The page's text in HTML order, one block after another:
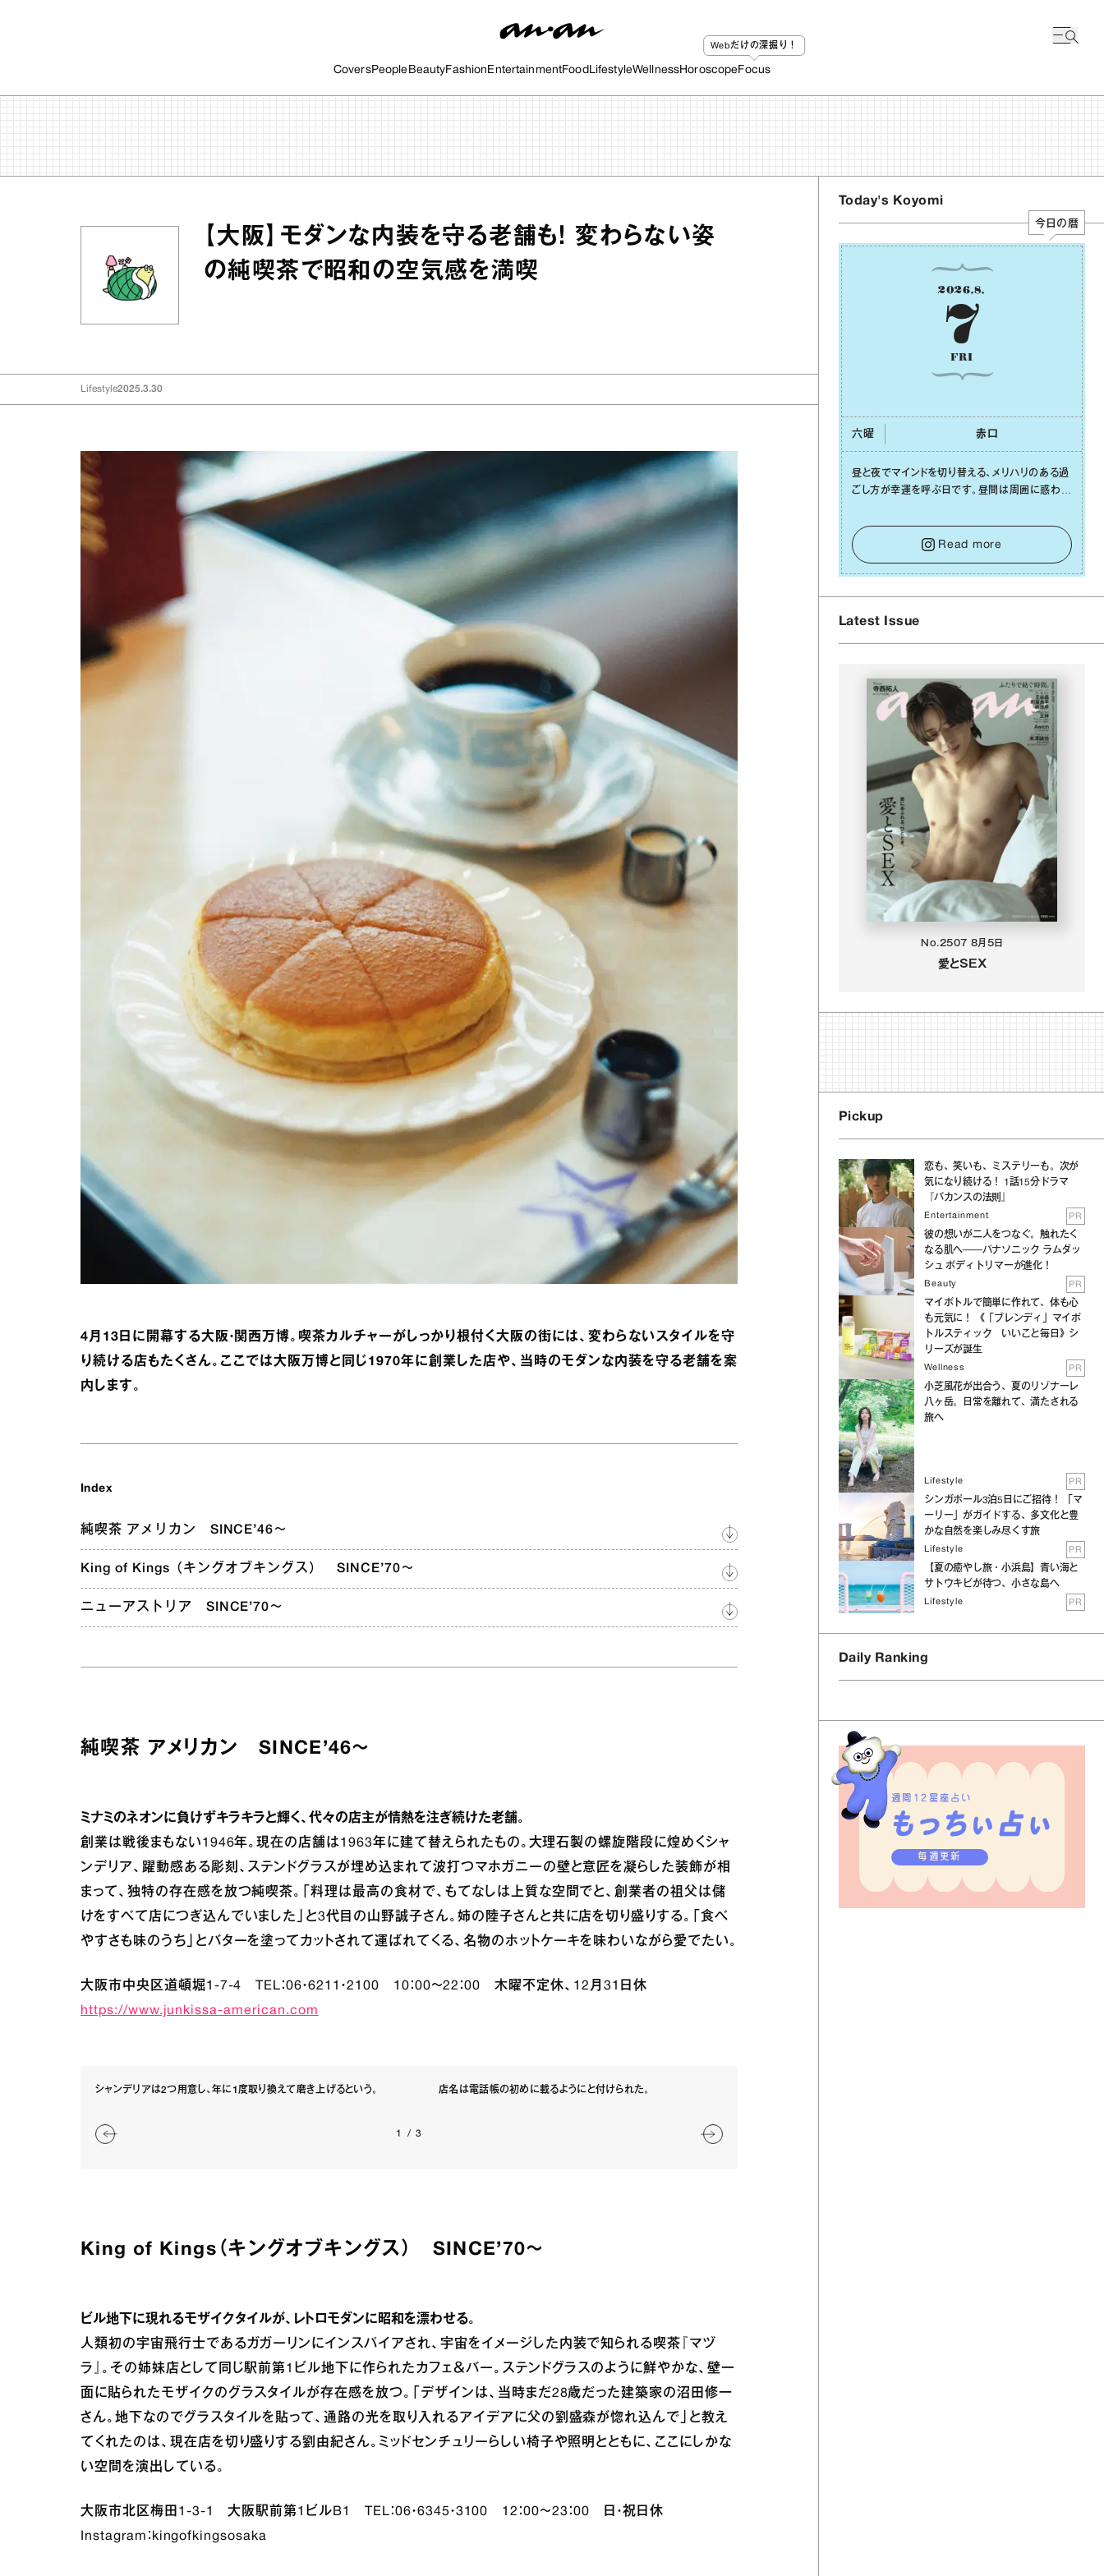
CoversPeople BeautyFashion EntertainmentFood LifestyleWellnessHoroscope
Webだけの深掘り！
Focus
【大阪】モダンな内装を守る老舗も！ 変わらない姿
の純喫茶で昭和の空気感を満喫
Lifestyle2025.3.30
4月13日に開幕する大阪・関西万博。喫茶カルチャーがしっかり根付く大阪の街には、変わらないスタイルを守
り続ける店もたくさん。ここでは大阪万博と同じ1970年に創業した店や、当時のモダンな内装を守る老舗を案
内します。
Index
純喫茶 アメリカン SINCE’46～
King of Kings（キングオブキングス） SINCE’70～
ニューアストリア SINCE’70～
純喫茶 アメリカン SINCE’46～
ミナミのネオンに負けずキラキラと輝く、代々の店主が情熱を注ぎ続けた老舗。
創業は戦後まもない1946年。現在の店舗は1963年に建て替えられたもの。大理石製の螺旋階段に煌めくシャ
ンデリア、躍動感ある彫刻、ステンドグラスが埋め込まれて波打つマホガニーの壁と意匠を凝らした装飾が相
まって、独特の存在感を放つ純喫茶。「料理は最高の食材で、もてなしは上質な空間でと、創業者の祖父は儲
けをすべて店につぎ込んでいました」と3代目の山野誠子さん。姉の陸子さんと共に店を切り盛りする。「食べ
やすさも味のうち」とバターを塗ってカットされて運ばれてくる、名物のホットケーキを味わいながら愛でたい。
大阪市中央区道頓堀1‐7‐4 TEL：06・6211・2100 10：00～22：00 木曜不定休、12月31日休
https://www.junkissa-american.com
シャンデリアは2つ用意し、年に1度取り換えて磨き上げるという。 店名は電話帳の初めに載るようにと付けられた。
1 / 3
King of Kings（キングオブキングス） SINCE’70～
ビル地下に現れるモザイクタイルが、レトロモダンに昭和を漂わせる。
人類初の宇宙飛行士であるガガーリンにインスパイアされ、宇宙をイメージした内装で知られる喫茶『マヅ
ラ』。その姉妹店として同じ駅前第1ビル地下に作られたカフェ＆バー。ステンドグラスのように鮮やかな、壁一
面に貼られたモザイクのグラスタイルが存在感を放つ。「デザインは、当時まだ28歳だった建築家の沼田修一
さん。地下なのでグラスタイルを貼って、通路の光を取り入れるアイデアに父の劉盛森が惚れ込んで」と教え
てくれたのは、現在店を切り盛りする劉由紀さん。ミッドセンチュリーらしい椅子や照明とともに、ここにしかな
い空間を演出している。
大阪市北区梅田1‐3‐1 大阪駅前第1ビルB1 TEL：06・6345・3100 12：00～23：00 日・祝日休
Instagram：kingofkingsosaka
Today's Koyomi
今日の暦
2026.8.
7
FRI
六曜 ⾚⼝
昼と夜でマインドを切り替える、メリハリのある過
ごし⽅が幸運を呼ぶ⽇です。昼間は周囲に惑わさ
をキープして。そして夜は、疲れや寂しさから⽢
い⾔葉に流されないよう、⼼にしっかりブレーキ
をかけること。この意識の切り替えが、あなたに
確かな安⼼感をもたらすはずです。
Read more
Latest Issue
No.2507 8月5日
愛とSEX
Pickup
恋も、笑いも、ミステリーも。次が
気になり続ける！ 1話15分ドラマ
『バカンスの法則』
Entertainment PR
彼の想いが二人をつなぐ。触れたく
なる肌へ──パナソニック ラムダッ
シュ ボディトリマーが進化！
Beauty PR
マイボトルで簡単に作れて、体も心
も元気に！ 《「ブレンディ」マイボ
トルスティック いいこと毎日》シ
リーズが誕生
Wellness PR
小芝風花が出合う、夏のリゾナーレ
八ヶ岳。日常を離れて、満たされる
旅へ
Lifestyle PR
シンガポール3泊5日にご招待！ 「マ
ーリー」がガイドする、多文化と豊
かな自然を楽しみ尽くす旅
Lifestyle PR
【夏の癒やし旅・小浜島】青い海と
サトウキビが待つ、小さな島へ
Lifestyle PR
Daily Ranking
週間12星座占い
毎週更新